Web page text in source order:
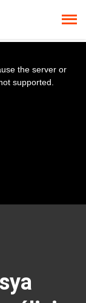
the server or
supported.